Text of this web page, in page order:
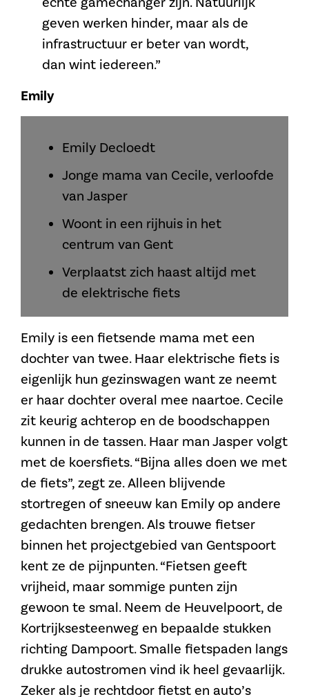
geven werken hinder, maar als de
infrastructuur er beter van wordt,
dan wint iedereen.”
Emily
Emily Decloedt
Jonge mama van Cecile, verloofde
van Jasper
Woont in een rijhuis in het
centrum van Gent
Verplaatst zich haast altijd met
de elektrische fiets
Emily is een fietsende mama met een
dochter van twee. Haar elektrische fiets is
eigenlijk hun gezinswagen want ze neemt
er haar dochter overal mee naartoe. Cecile
zit keurig achterop en de boodschappen
kunnen in de tassen. Haar man Jasper volgt
met de koersfiets. “Bijna alles doen we met
de fiets”, zegt ze. Alleen blijvende
stortregen of sneeuw kan Emily op andere
gedachten brengen. Als trouwe fietser
binnen het projectgebied van Gentspoort
kent ze de pijnpunten. “Fietsen geeft
vrijheid, maar sommige punten zijn
gewoon te smal. Neem de Heuvelpoort, de
Kortrijksesteenweg en bepaalde stukken
richting Dampoort. Smalle fietspaden langs
drukke autostromen vind ik heel gevaarlijk.
Zeker als je rechtdoor fietst en auto’s